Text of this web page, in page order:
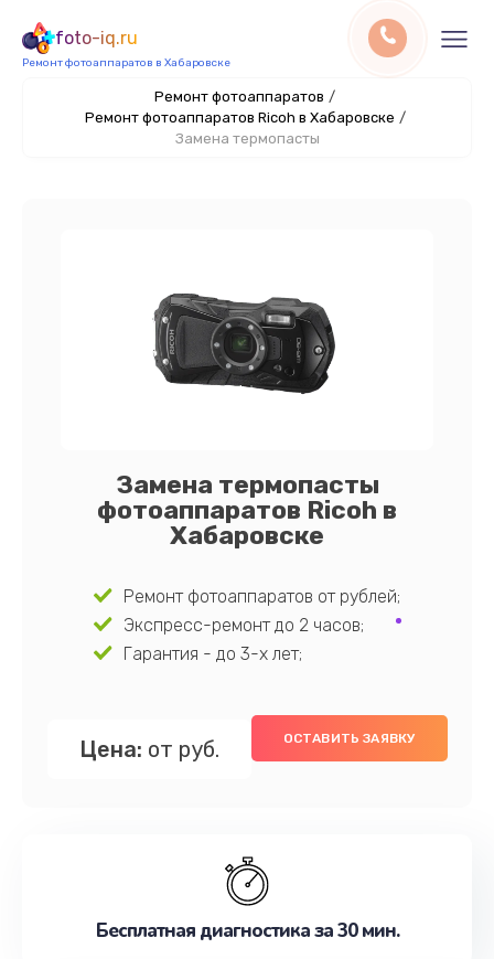
foto-iq.ru
Ремонт фотоаппаратов в Хабаровске
Ремонт фотоаппаратов /
Ремонт фотоаппаратов Ricoh в Хабаровске /
Замена термопасты
Замена термопасты
фотоаппаратов Ricoh в
Хабаровске
Ремонт фотоаппаратов от рублей;
Экспресс-ремонт до 2 часов;
Гарантия - до 3-х лет;
Цена: от руб. ОСТАВИТЬ ЗАЯВКУ
Бесплатная диагностика за 30 мин.